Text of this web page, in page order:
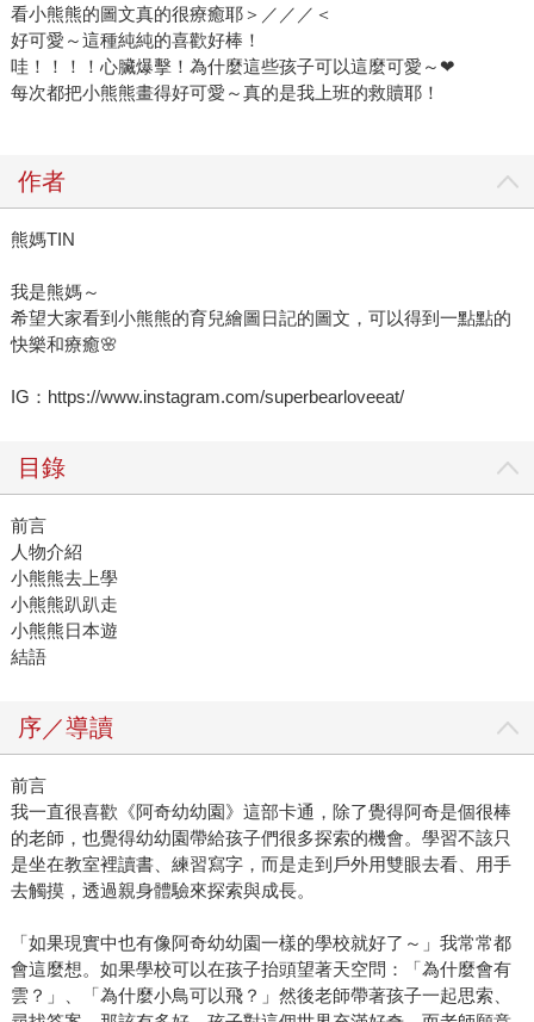
看小熊熊的圖文真的很療癒耶＞／／／＜
好可愛～這種純純的喜歡好棒！
哇！！！！心臟爆擊！為什麼這些孩子可以這麼可愛～❤
每次都把小熊熊畫得好可愛～真的是我上班的救贖耶！
作者
熊媽TIN
我是熊媽～
希望大家看到小熊熊的育兒繪圖日記的圖文，可以得到一點點的
快樂和療癒🌸
IG：https://www.instagram.com/superbearloveeat/
目錄
前言
人物介紹
小熊熊去上學
小熊熊趴趴走
小熊熊日本遊
結語
序／導讀
前言
我一直很喜歡《阿奇幼幼園》這部卡通，除了覺得阿奇是個很棒
的老師，也覺得幼幼園帶給孩子們很多探索的機會。學習不該只
是坐在教室裡讀書、練習寫字，而是走到戶外用雙眼去看、用手
去觸摸，透過親身體驗來探索與成長。
「如果現實中也有像阿奇幼幼園一樣的學校就好了～」我常常都
會這麼想。如果學校可以在孩子抬頭望著天空問：「為什麼會有
雲？」、「為什麼小鳥可以飛？」然後老師帶著孩子一起思索、